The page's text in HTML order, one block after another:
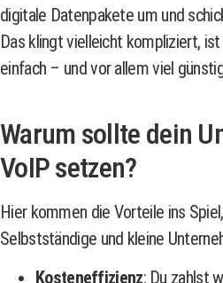
digitale Datenpakete um und
Das klingt vielleicht kompliziert,
einfach – und vor allem viel
Warum sollte dein
VoIP setzen?
Hier kommen die Vorteile ins
Selbstständige und kleine
Kosteneffizienz: Du zahlst